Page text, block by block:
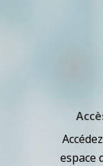
espace